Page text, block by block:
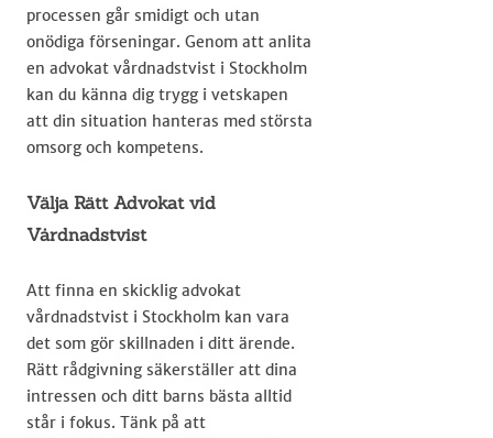
processen går smidigt och utan
onödiga förseningar. Genom att anlita
en advokat vårdnadstvist i Stockholm
kan du känna dig trygg i vetskapen
att din situation hanteras med största
omsorg och kompetens.
Välja Rätt Advokat vid
Vårdnadstvist
Att finna en skicklig advokat
vårdnadstvist i Stockholm kan vara
det som gör skillnaden i ditt ärende.
Rätt rådgivning säkerställer att dina
intressen och ditt barns bästa alltid
står i fokus. Tänk på att